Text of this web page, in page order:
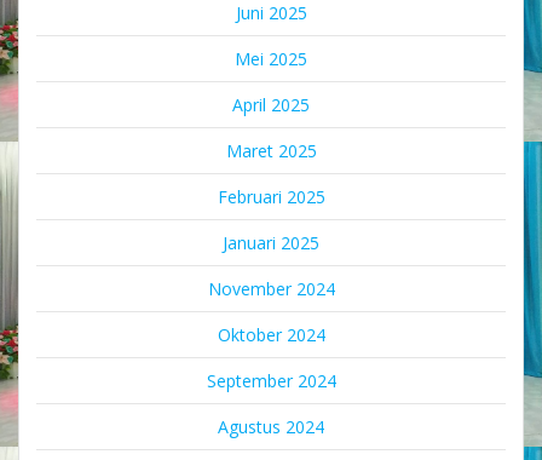
Juni 2025
Mei 2025
April 2025
Maret 2025
Februari 2025
Januari 2025
November 2024
Oktober 2024
September 2024
Agustus 2024